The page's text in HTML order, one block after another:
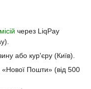
через LiqPay
або кур'єру (Київ).
«Нової Пошти» (від 500